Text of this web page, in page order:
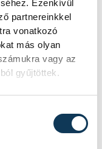
Ezenkívül
partnereinkkel
vonatkozó
más olyan
vagy az
gyűjtöttek.